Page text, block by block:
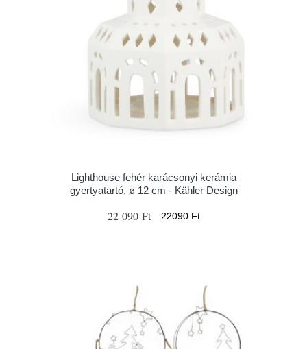
Lighthouse fehér karácsonyi kerámia
gyertyatartó, ø 12 cm - Kähler Design
22 090 Ft 22090 Ft